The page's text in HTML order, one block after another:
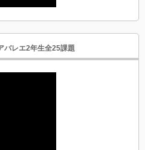
バレエ2年生全25課題